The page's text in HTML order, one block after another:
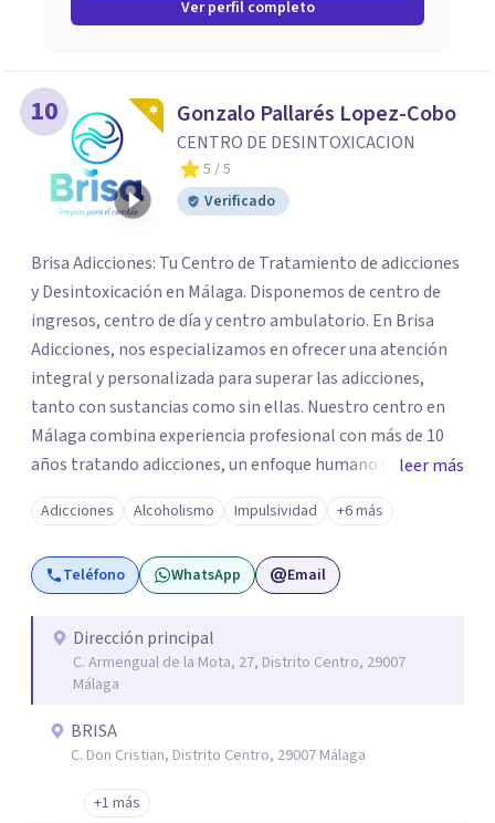
Ver perfil completo
10 Gonzalo Pallarés Lopez-Cobo
CENTRO DE DESINTOXICACION
5 / 5
Verificado
Brisa Adicciones: Tu Centro de Tratamiento de adicciones
y Desintoxicación en Málaga. Disponemos de centro de
ingresos, centro de día y centro ambulatorio. En Brisa
Adicciones, nos especializamos en ofrecer una atención
integral y personalizada para superar las adicciones,
tanto con sustancias como sin ellas. Nuestro centro en
Málaga combina experiencia profesional con más de 10
años tratando adicciones, un enfoque humano y
tratamientos innovadores para ayudarte a recuperar tu
vida. Estamos especializados en: - Alcoholismo -
Drogodependencias (cocaína, cannabis, heroína, entre
otras) - Adicción a medicamentos (ansiolíticos, opioides,
tecnologías (móviles, redes sociales, videojuegos) -
Compras compulsivas - Adicción al sexo o pornografía. En
Brisa Adicciones, no solo te ayudamos a desintoxicarte,
sino que también trabajamos contigo para identificar las
causas subyacentes de la adicción, fortalecer tus
personal. Trabajamos con Terapias IFS, Método
leer más
Adicciones Alcoholismo Impulsividad +6 más
Teléfono WhatsApp Email
Dirección principal
C. Armengual de la Mota, 27, Distrito Centro, 29007
Málaga
BRISA
C. Don Cristian, Distrito Centro, 29007 Málaga
+1 más